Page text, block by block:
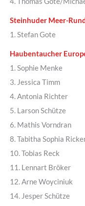
Steinhuder Meer-
1. Stefan Gote
Haubentaucher
1. Sophie Menke
3. Jessica Timm
4. Antonia Richter
5. Larson Schütze
6. Mathis Vorndran
8. Tabitha Sophia
10. Tobias Reck
11. Lennart Bröker
12. Arne Woyciniuk
14. Jesper Schütze